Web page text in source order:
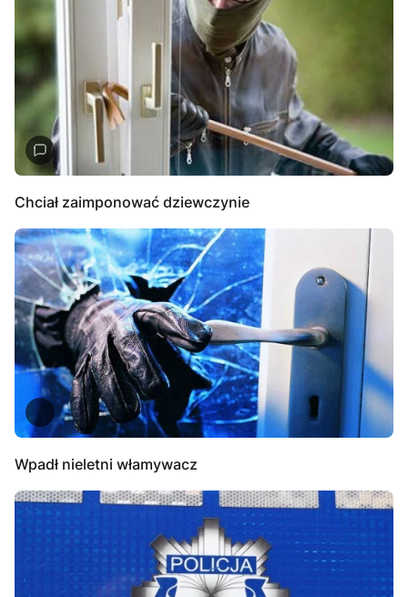
Chciał zaimponować dziewczynie
Wpadł nieletni włamywacz